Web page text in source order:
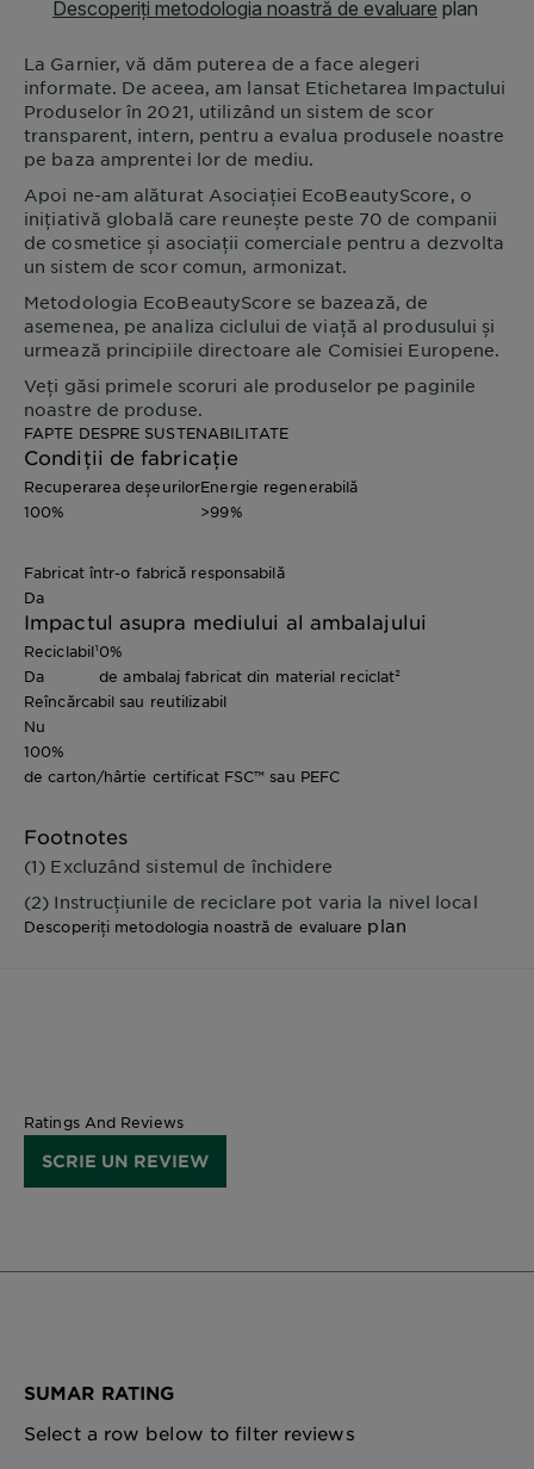
La Garnier, vă dăm puterea de a face alegeri
informate. De aceea, am lansat Etichetarea Impactului
Produselor în 2021, utilizând un sistem de scor
transparent, intern, pentru a evalua produsele noastre
pe baza amprentei lor de mediu.
Apoi ne-am alăturat Asociației EcoBeautyScore, o
inițiativă globală care reunește peste 70 de companii
de cosmetice și asociații comerciale pentru a dezvolta
un sistem de scor comun, armonizat.
Metodologia EcoBeautyScore se bazează, de
asemenea, pe analiza ciclului de viață al produsului și
urmează principiile directoare ale Comisiei Europene.
Veți găsi primele scoruri ale produselor pe paginile
noastre de produse.
FAPTE DESPRE SUSTENABILITATE
Condiții de fabricație
Recuperarea deșeurilor
100%
Energie regenerabilă
>99%
Fabricat într-o fabrică responsabilă
Da
Impactul asupra mediului al ambalajului
Reciclabil¹
Da
0%
de ambalaj fabricat din material reciclat²
Reîncărcabil sau reutilizabil
Nu
100%
de carton/hârtie certificat FSC™ sau PEFC
Footnotes
(1) Excluzând sistemul de închidere
(2) Instrucțiunile de reciclare pot varia la nivel local
Descoperiți metodologia noastră de evaluare plan
Ratings And Reviews
SCRIE UN REVIEW
SUMAR RATING
Select a row below to filter reviews